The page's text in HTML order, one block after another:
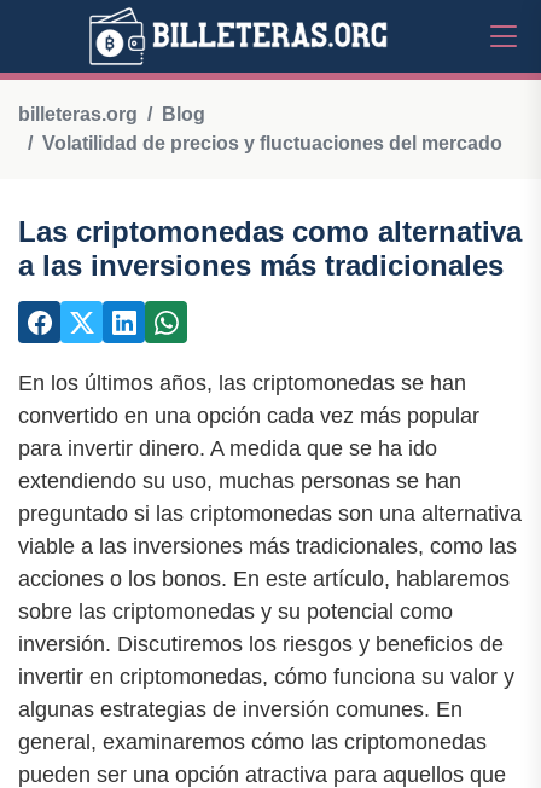
billeteras.org
Blog
Volatilidad de precios y fluctuaciones del mercado
Las criptomonedas como alternativa
a las inversiones más tradicionales
En los últimos años, las criptomonedas se han
convertido en una opción cada vez más popular
para invertir dinero. A medida que se ha ido
extendiendo su uso, muchas personas se han
preguntado si las criptomonedas son una alternativa
viable a las inversiones más tradicionales, como las
acciones o los bonos. En este artículo, hablaremos
sobre las criptomonedas y su potencial como
inversión. Discutiremos los riesgos y beneficios de
invertir en criptomonedas, cómo funciona su valor y
algunas estrategias de inversión comunes. En
general, examinaremos cómo las criptomonedas
pueden ser una opción atractiva para aquellos que